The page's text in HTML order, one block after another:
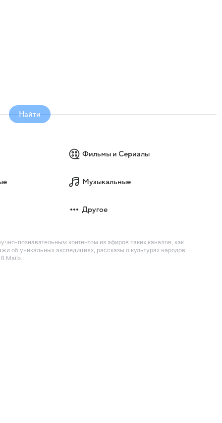
Найти
Фильмы и Сериалы
Музыкальные
Другое
познавательным контентом из эфиров таких каналов, как
об уникальных экспедициях, рассказы о культурах народов
Mail».